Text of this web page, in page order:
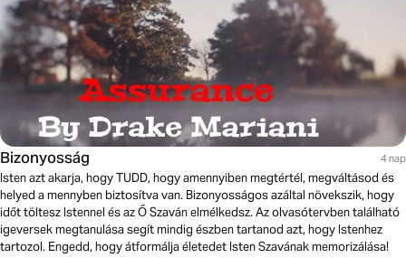
Bizonyosság 4 nap
Isten azt akarja, hogy TUDD, hogy amennyiben megtértél, megváltásod és
helyed a mennyben biztosítva van. Bizonyosságos azáltal növekszik, hogy
időt töltesz Istennel és az Ő Szaván elmélkedsz. Az olvasótervben található
igeversek megtanulása segít mindig észben tartanod azt, hogy Istenhez
tartozol. Engedd, hogy átformálja életedet Isten Szavának memorizálása!